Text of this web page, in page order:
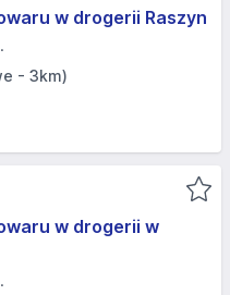
w drogerii Raszyn
- 3km)
w drogerii w